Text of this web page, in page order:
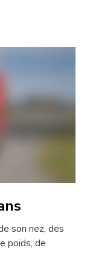
son nez, des
poids, de